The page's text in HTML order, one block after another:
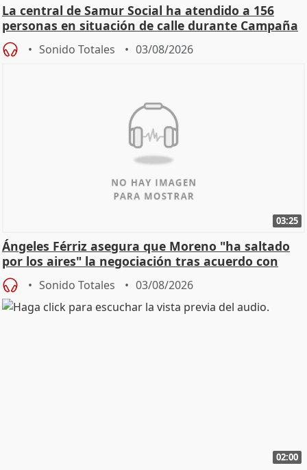
La central de Samur Social ha atendido a 156
personas en situación de calle durante Campaña
de Calor
Sonido Totales 03/08/2026
03:25
Ángeles Férriz asegura que Moreno "ha saltado
por los aires" la negociación tras acuerdo con
SMA
Sonido Totales 03/08/2026
02:00